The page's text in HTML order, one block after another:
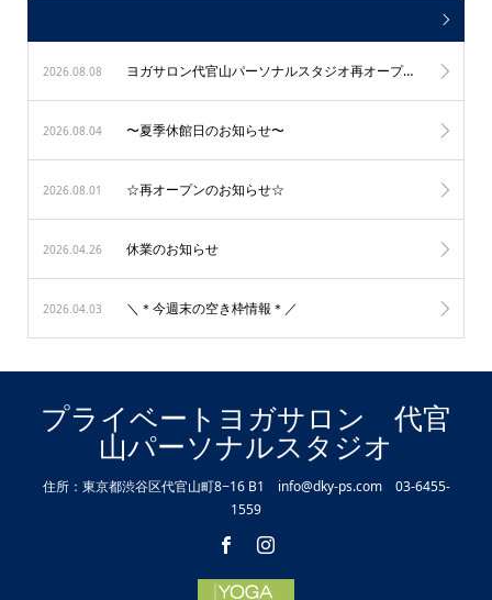
2026.08.08 ヨガサロン代官山パーソナルスタジオ再オープン！
2026.08.04 〜夏季休館日のお知らせ〜
2026.08.01 ☆再オープンのお知らせ☆
2026.04.26 休業のお知らせ
2026.04.03 ＼＊今週末の空き枠情報＊／
プライベートヨガサロン 代官
山パーソナルスタジオ
住所：東京都渋谷区代官山町8−16 B1 info@dky-ps.com 03-6455-
1559